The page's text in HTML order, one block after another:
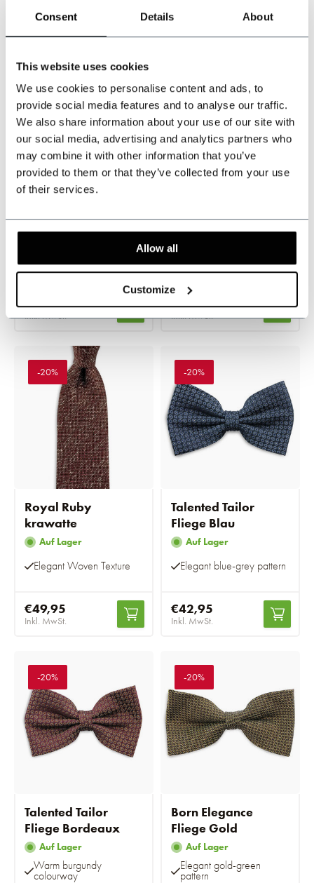
Consent Details About
This website uses cookies
We use cookies to personalise content and ads, to
provide social media features and to analyse our traffic.
We also share information about your use of our site with
our social media, advertising and analytics partners who
may combine it with other information that you’ve
provided to them or that they’ve collected from your use
of their services.
Allow all
Customize
Inkl. MwSt.
-20%
Seidenkrawatte
€69,95
Inkl. MwSt.
krawatte
€49,95
Inkl. MwSt.
-20%
Royal Ruby
krawatte
Auf Lager
Elegant Woven Texture
€49,95
Inkl. MwSt.
-20%
Talented Tailor
Fliege Blau
Auf Lager
Elegant blue-grey pattern
€42,95
Inkl. MwSt.
-20%
Talented Tailor
Fliege Bordeaux
Auf Lager
Warm burgundy
colourway
-20%
Born Elegance
Fliege Gold
Auf Lager
Elegant gold-green
pattern